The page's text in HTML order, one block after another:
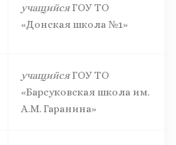
учащийсяГОУ ТО
«Донская школа №1»
учащийсяГОУ ТО
«Барсуковская школа им.
А.М. Гаранина»